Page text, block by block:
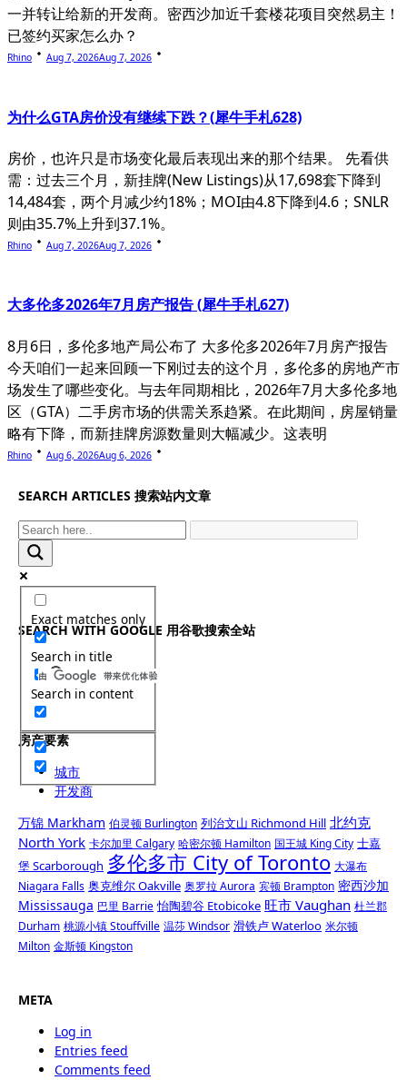
一并转让给新的开发商。密西沙加近千套楼花项目突然易主！
已签约买家怎么办？
Rhino Aug 7, 2026Aug 7, 2026
为什么GTA房价没有继续下跌？(犀牛手札628)
房价，也许只是市场变化最后表现出来的那个结果。 先看供
需：过去三个月，新挂牌(New Listings)从17,698套下降到
14,484套，两个月减少约18%；MOI由4.8下降到4.6；SNLR
则由35.7%上升到37.1%。
Rhino Aug 7, 2026Aug 7, 2026
大多伦多2026年7月房产报告 (犀牛手札627)
8月6日，多伦多地产局公布了 大多伦多2026年7月房产报告
今天咱们一起来回顾一下刚过去的这个月，多伦多的房地产市
场发生了哪些变化。与去年同期相比，2026年7月大多伦多地
区（GTA）二手房市场的供需关系趋紧。在此期间，房屋销量
略有下降，而新挂牌房源数量则大幅减少。这表明
Rhino Aug 6, 2026Aug 6, 2026
SEARCH ARTICLES 搜索站内文章
Exact matches only
Search in title
Search in content
SEARCH WITH GOOGLE 用谷歌搜索全站
房产要素
城市
开发商
万锦 Markham 伯灵顿 Burlington 列治文山 Richmond Hill 北约克
North York 卡尔加里 Calgary 哈密尔顿 Hamilton 国王城 King City 士嘉
堡 Scarborough 多伦多市 City of Toronto 大瀑布
Niagara Falls 奥克维尔 Oakville 奥罗拉 Aurora 宾顿 Brampton 密西沙加
Mississauga 巴里 Barrie 怡陶碧谷 Etobicoke 旺市 Vaughan 杜兰郡
Durham 桃源小镇 Stouffville 温莎 Windsor 滑铁卢 Waterloo 米尔顿
Milton 金斯顿 Kingston
META
Log in
Entries feed
Comments feed